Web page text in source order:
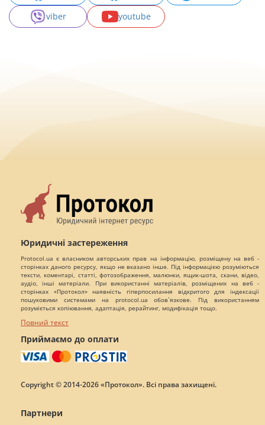
viber
youtube
Юридичні застереження
Protocol.ua є власником авторських прав на інформацію, розміщену на веб -
сторінках даного ресурсу, якщо не вказано інше. Під інформацією розуміються
тексти, коментарі, статті, фотозображення, малюнки, ящик-шота, скани, відео,
аудіо, інші матеріали. При використанні матеріалів, розміщених на веб -
сторінках «Протокол» наявність гіперпосилання відкритого для індексації
пошуковими системами на protocol.ua обов`язкове. Під використанням
розуміється копіювання, адаптація, рерайтинг, модифікація тощо.
Повний текст
Приймаємо до оплати
Copyright © 2014-2026 «Протокол». Всі права захищені.
Партнери